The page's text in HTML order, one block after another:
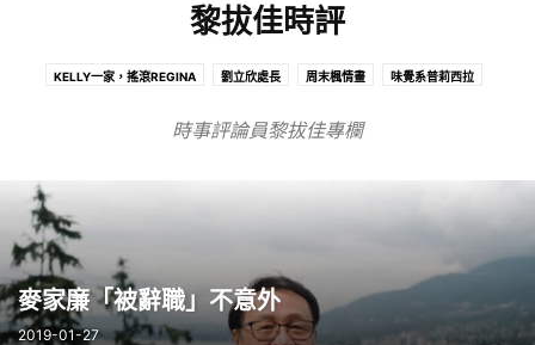
黎拔佳時評
KELLY一家，搖滾REGINA 劉立欣處長 周末楓情畫 味覺系普莉西拉
瓶裡瓶外| THE VICKATION 省長專欄 薇瓦蒂的四季烘焙
時事評論員黎拔佳專欄
麥家廉「被辭職」不意外
2019-01-27